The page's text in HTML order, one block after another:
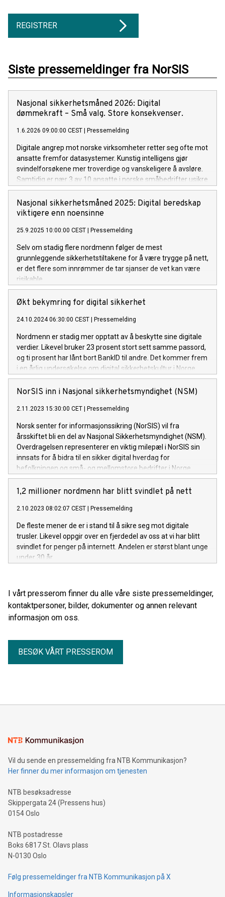
REGISTRER
Siste pressemeldinger fra NorSIS
Nasjonal sikkerhetsmåned 2026: Digital
dømmekraft – Små valg. Store konsekvenser.
1.6.2026 09:00:00 CEST | Pressemelding
Digitale angrep mot norske virksomheter retter seg ofte mot
ansatte fremfor datasystemer. Kunstig intelligens gjør
svindelforsøkene mer troverdige og vanskeligere å avsløre.
Samtidig er nær 3 av 10 ansatte i norske småbedrifter usikre
på egen evne til å håndtere digitale trusler.
Nasjonal sikkerhetsmåned 2025: Digital beredskap
viktigere enn noensinne
25.9.2025 10:00:00 CEST | Pressemelding
Selv om stadig flere nordmenn følger de mest
grunnleggende sikkerhetstiltakene for å være trygge på nett,
er det flere som innrømmer de tar sjanser de vet kan være
risikable.
Økt bekymring for digital sikkerhet
24.10.2024 06:30:00 CEST | Pressemelding
Nordmenn er stadig mer opptatt av å beskytte sine digitale
verdier. Likevel bruker 23 prosent stort sett samme passord,
og ti prosent har lånt bort BankID til andre. Det kommer frem
i en årlig undersøkelse om digital sikkerhetskultur i Norge.
NorSIS inn i Nasjonal sikkerhetsmyndighet (NSM)
2.11.2023 15:30:00 CET | Pressemelding
Norsk senter for informasjonssikring (NorSIS) vil fra
årsskiftet bli en del av Nasjonal Sikkerhetsmyndighet (NSM).
Overdragelsen representerer en viktig milepæl i NorSIS sin
innsats for å bidra til en sikker digital hverdag for
befolkningen og små- og mellomstore bedrifter i Norge.
1,2 millioner nordmenn har blitt svindlet på nett
2.10.2023 08:02:07 CEST | Pressemelding
De fleste mener de er i stand til å sikre seg mot digitale
trusler. Likevel oppgir over en fjerdedel av oss at vi har blitt
svindlet for penger på internett. Andelen er størst blant unge
under 30 år.
I vårt presserom finner du alle våre siste pressemeldinger,
kontaktpersoner, bilder, dokumenter og annen relevant
informasjon om oss.
BESØK VÅRT PRESSEROM
Vil du sende en pressemelding fra NTB Kommunikasjon?
Her finner du mer informasjon om tjenesten
NTB besøksadresse
Skippergata 24 (Pressens hus)
0154 Oslo
NTB postadresse
Boks 6817 St. Olavs plass
N-0130 Oslo
Følg pressemeldinger fra NTB Kommunikasjon på X
Informasjonskapsler